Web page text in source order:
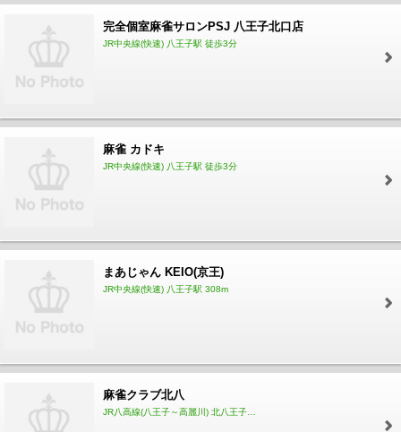
完全個室麻雀サロンPSJ 八王子北口店
JR中央線(快速) 八王子駅 徒歩3分
麻雀 カドキ
JR中央線(快速) 八王子駅 徒歩3分
まあじゃん KEIO(京王)
JR中央線(快速) 八王子駅 308m
麻雀クラブ北八